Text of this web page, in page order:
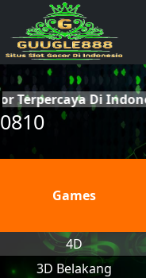
Di
0810
Games
4D
3D Belakang